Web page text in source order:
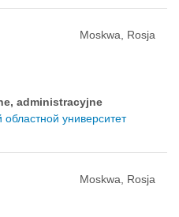
Moskwa, Rosja
administracyjne
университет
Moskwa, Rosja